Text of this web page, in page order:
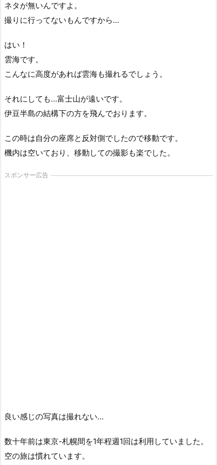
ネタが無いんですよ。
撮りに行ってないもんですから…
はい！
雲海です。
こんなに高度があれば雲海も撮れるでしょう。
それにしても…富士山が遠いです。
伊豆半島の結構下の方を飛んでおります。
この時は自分の座席と反対側でしたので移動です。
機内は空いており、移動しての撮影も楽でした。
スポンサー広告
良い感じの写真は撮れない…
数十年前は東京-札幌間を1年程週1回は利用していました。
空の旅は慣れています。